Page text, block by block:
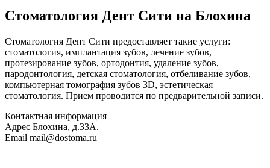
Стоматология Дент Сити на Блохина
Стоматология Дент Сити предоставляет такие услуги:
стоматология, имплантация зубов, лечение зубов,
протезирование зубов, ортодонтия, удаление зубов,
пародонтология, детская стоматология, отбеливание зубов,
компьютерная томография зубов 3D, эстетическая
стоматология. Прием проводится по предварительной записи.
Контактная информация
Адрес Блохина, д.33А.
Email mail@dostoma.ru